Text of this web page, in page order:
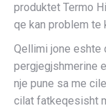
produktet Termo
qe kan problem te
Qellimi jone
pergjegjshmerine
nje pune sa me
cilat fatkeqesisht